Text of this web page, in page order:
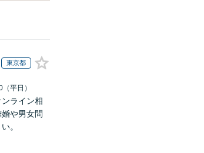
東京都
平日）
ライン相
や男女問
。